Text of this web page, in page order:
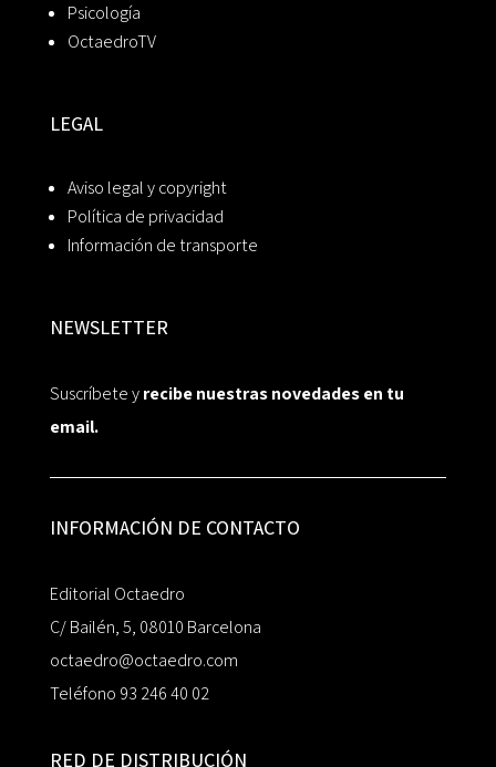
Psicología
OctaedroTV
LEGAL
Aviso legal y copyright
Política de privacidad
Información de transporte
NEWSLETTER
Suscríbete yrecibe nuestras novedades en tu
email.
INFORMACIÓN DE CONTACTO
Editorial Octaedro
C/ Bailén, 5, 08010 Barcelona
octaedro@octaedro.com
Teléfono 93 246 40 02
RED DE DISTRIBUCIÓN